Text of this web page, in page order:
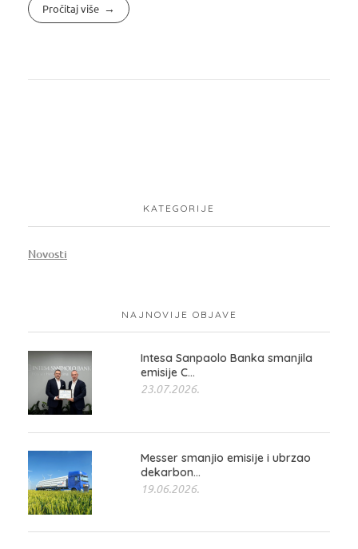
Pročitaj više
KATEGORIJE
Novosti
NAJNOVIJE OBJAVE
Intesa Sanpaolo Banka smanjila
emisije C...
23.07.2026.
Messer smanjio emisije i ubrzao
dekarbon...
19.06.2026.